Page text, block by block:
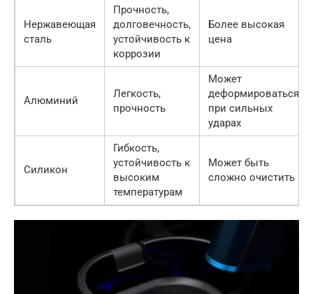
Нержавеющая
сталь
Прочность,
долговечность,
устойчивость к
коррозии
Более высокая
цена
Алюминий
Легкость,
прочность
Может
деформироваться
при сильных
ударах
Силикон
Гибкость,
устойчивость к
высоким
температурам
Может быть
сложно очистить